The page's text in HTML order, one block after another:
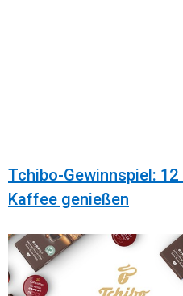
Tchibo-Gewinnspiel:
Kaffee genießen